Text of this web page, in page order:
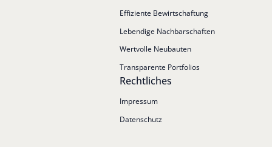
Effiziente Bewirtschaftung
Lebendige Nachbarschaften
Wertvolle Neubauten
Transparente Portfolios
Rechtliches
Impressum
Datenschutz